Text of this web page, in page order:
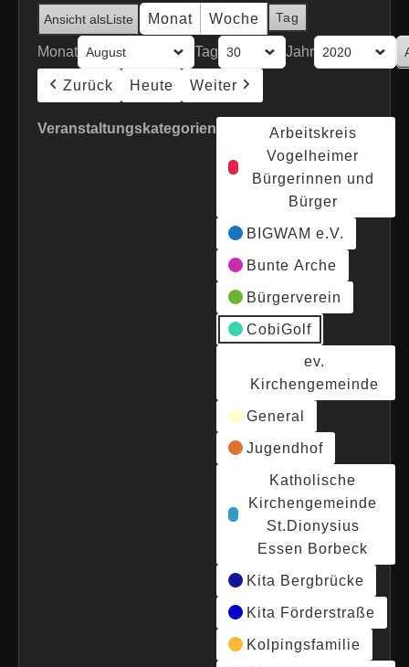
Ansicht alsListe Monat Woche Tag
Monat Tag Jahr
Zurück Heute Weiter
Veranstaltungskategorien
Arbeitskreis
Vogelheimer
Bürgerinnen und
Bürger
BIGWAM e.V.
Bunte Arche
Bürgerverein
CobiGolf
ev.
Kirchengemeinde
General
Jugendhof
Katholische
Kirchengemeinde
St.Dionysius
Essen Borbeck
Kita Bergbrücke
Kita Förderstraße
Kolpingsfamilie